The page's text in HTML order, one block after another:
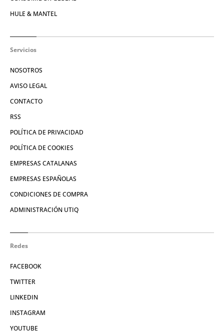
HULE & MANTEL
Servicios
NOSOTROS
AVISO LEGAL
CONTACTO
RSS
POLÍTICA DE PRIVACIDAD
POLÍTICA DE COOKIES
EMPRESAS CATALANAS
EMPRESAS ESPAÑOLAS
CONDICIONES DE COMPRA
ADMINISTRACIÓN UTIQ
Redes
FACEBOOK
TWITTER
LINKEDIN
INSTAGRAM
YOUTUBE